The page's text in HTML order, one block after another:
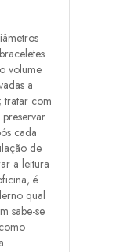
volume.
a
tratar com
cada
de
a leitura
é
qual
sabe-se